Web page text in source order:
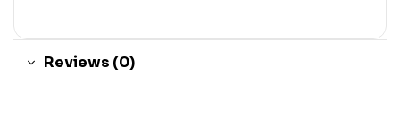
Reviews (0)